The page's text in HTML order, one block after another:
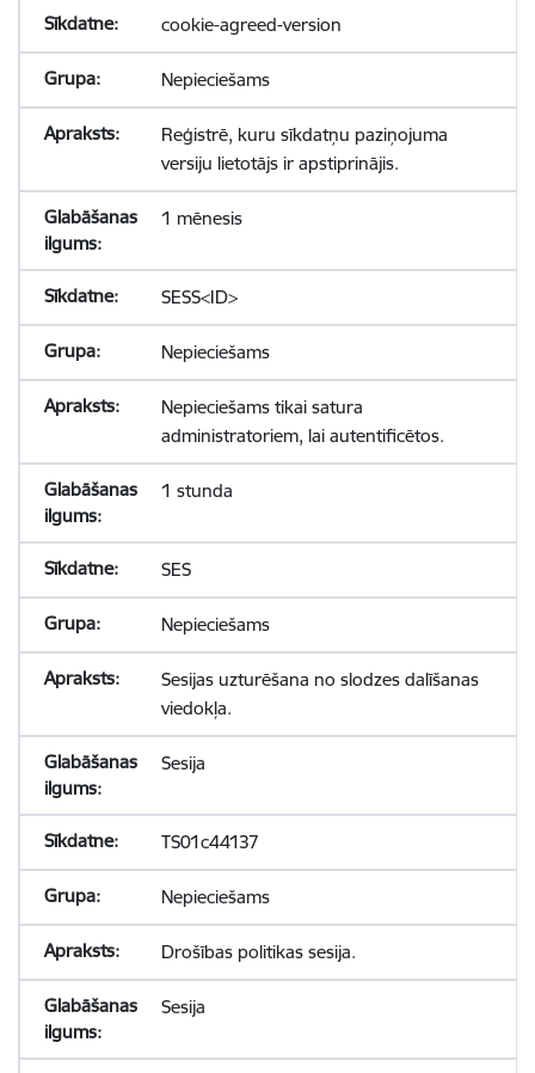
cookie-agreed-version
Nepieciešams
Reģistrē, kuru sīkdatņu paziņojuma
versiju lietotājs ir apstiprinājis.
1 mēnesis
SESS<ID>
Nepieciešams
Nepieciešams tikai satura
administratoriem, lai autentificētos.
1 stunda
SES
Nepieciešams
Sesijas uzturēšana no slodzes dalīšanas
viedokļa.
Sesija
TS01c44137
Nepieciešams
Drošības politikas sesija.
Sesija